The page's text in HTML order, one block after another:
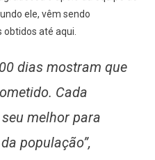
ele, vêm sendo
até aqui.
dias mostram que
Cada
melhor para
população”,